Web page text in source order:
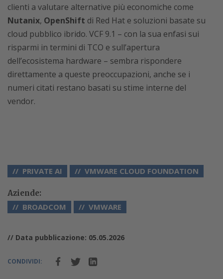
clienti a valutare alternative più economiche come
Nutanix, OpenShift di Red Hat e soluzioni basate su
cloud pubblico ibrido. VCF 9.1 – con la sua enfasi sui
risparmi in termini di TCO e sull’apertura
dell’ecosistema hardware – sembra rispondere
direttamente a queste preoccupazioni, anche se i
numeri citati restano basati su stime interne del
vendor.
PRIVATE AI VMWARE CLOUD FOUNDATION
Aziende:
BROADCOM VMWARE
// Data pubblicazione: 05.05.2026
CONDIVIDI: